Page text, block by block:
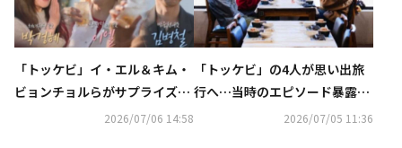
「トッケビ」イ・エル＆キム・
ビョンチョルらがサプライズ登
場！扮装メイクの撮影裏話も
2026/07/06 14:58
「トッケビ」の4人が思い出旅
行へ…当時のエピソード暴露に
イ・ドンウクが謝罪！？コン・
2026/07/05 11:36